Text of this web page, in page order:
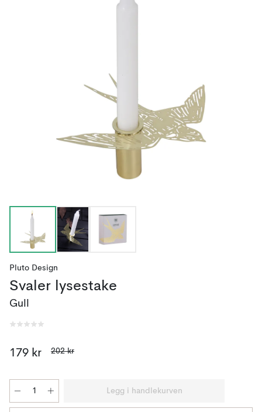
Pluto Design
Svaler lysestake
Gull
179 kr 202 kr
Legg i handlekurven